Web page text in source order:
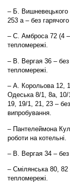
– Б.
253 а – без
– С. Амброса 72 (4 –
тепломережі.
– В. Вергая 36 – без
тепломережі.
– А. Корольова 12,
Одеська 8/1, 8а, 10/
19, 19/1, 21, 23 – без
випробування.
– Пантелеймона
роботи на котельні.
– В. Вергая 34 – без
– Смілянська 80, 82
тепломережі.